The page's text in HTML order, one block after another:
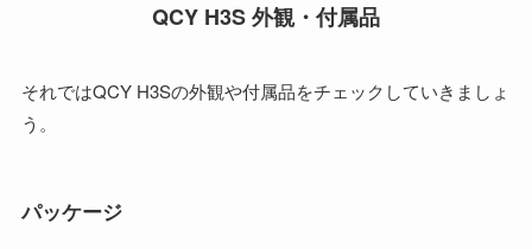
QCY H3S 外観・付属品
それではQCY H3Sの外観や付属品をチェックしていきましょ
う。
パッケージ